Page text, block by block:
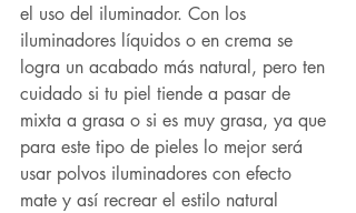
el uso del iluminador. Con los
iluminadores líquidos o en crema se
logra un acabado más natural, pero ten
cuidado si tu piel tiende a pasar de
mixta a grasa o si es muy grasa, ya que
para este tipo de pieles lo mejor será
usar polvos iluminadores con efecto
mate y así recrear el estilo natural